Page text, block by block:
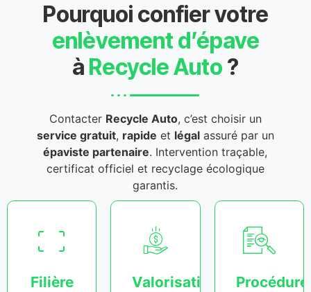
Pourquoi confier votre
enlèvement d’épave
à Recycle Auto ?
Contacter Recycle Auto, c’est choisir un
service gratuit, rapide et légalassuré par un
épaviste partenaire. Intervention traçable,
certificat officiel et recyclage écologique
garantis.
Filière
Valorisation
Procédure